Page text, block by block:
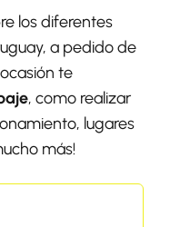
los diferentes
a pedido de
te
, como realizar
lugares
más!